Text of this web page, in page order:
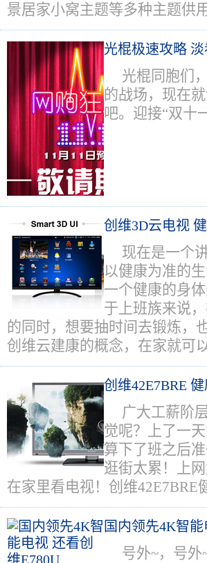
景居家小窝主题等多种主题供
光棍极速攻略
光棍同胞们
的战场，现在
吧。迎接“双十
创维3D云电视
现在是一个
以健康为准的
一个健康的身
于上班族来说
的同时，想要抽时间去锻炼，
创维云建康的概念，在家就可
创维42E7BRE
广大工薪阶
觉呢？上了一
算下了班之后
逛街太累！上
在家里看电视！创维
国内领先4K智
号外~，号